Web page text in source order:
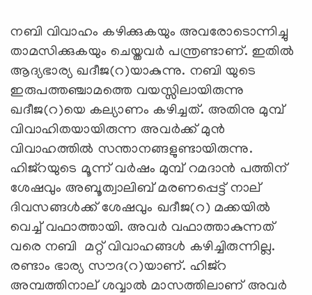
നബി വിവാഹം കഴിക്കുകയും അവരോടൊന്നിച്ചു
താമസിക്കുകയും ചെയ്തവര്‍ പന്ത്രണ്ടാണ്. ഇതില്‍
ആദ്യഭാര്യ ഖദീജ(റ)യാകുന്നു. നബി യുടെ
ഇരുപത്തഞ്ചാമത്തെ വയസ്സിലായിരുന്നു
ഖദീജ(റ)യെ കല്യാണം കഴിച്ചത്. അതിനു മുമ്പ്
വിവാഹിതയായിരുന്ന അവര്‍ക്ക്‌ മുന്‍
വിവാഹത്തില്‍ സന്താനങ്ങളുണ്ടായിരുന്നു.
ഹിജ്‌റയുടെ മൂന്ന് വര്‍ഷം മുമ്പ് റമദാന്‍ പത്തിന്
ശേഷവും അബൂത്വാലിബ് മരണപ്പെട്ട് നാല്
ദിവസങ്ങള്‍ക്ക് ശേഷവും ഖദീജ(റ) മക്കയില്‍
വെച്ച് വഫാത്തായി. അവര്‍ വഫാത്താകുന്നത്
വരെ നബി മറ്റ് വിവാഹങ്ങള്‍ കഴിച്ചിരുന്നില്ല.
രണ്ടാം ഭാര്യ സൗദ(റ)യാണ്. ഹിജ്‌റ
അമ്പത്തിനാല് ശവ്വാല്‍ മാസത്തിലാണ് അവര്‍